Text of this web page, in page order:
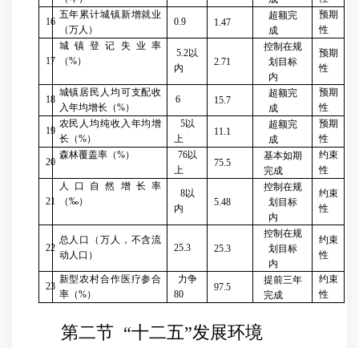
16
五年累计城镇新增就业
（万人）
0.9 1.47
超额完
成
预期
性
17
城镇登记失业率
（%）
5.2以
内
2.71
控制在规
划目标
内
预期
性
18
城镇居民人均可支配收
入年均增长（%）
6 15.7
超额完
成
预期
性
19
农民人均纯收入年均增
长（%）
5以
上
11.1
超额完
成
预期
性
20
森林覆盖率（%） 76以
上
75.5
基本如期
完成
约束
性
21
人口自然增长率
（‰）
8以
内
5.48
控制在规
划目标
内
约束
性
22
总人口（万人，不含流
动人口）
25.3 25.3
控制在规
划目标
内
约束
性
23
新型农村合作医疗参合
率（%）
力争
80
97.5
提前三年
完成
约束
性
第二节 “十二五”发展环境